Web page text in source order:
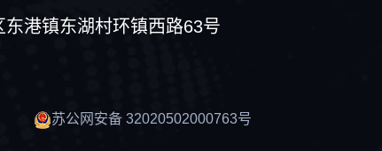
东港镇东湖村环镇西路63号
苏公网安备 32020502000763号